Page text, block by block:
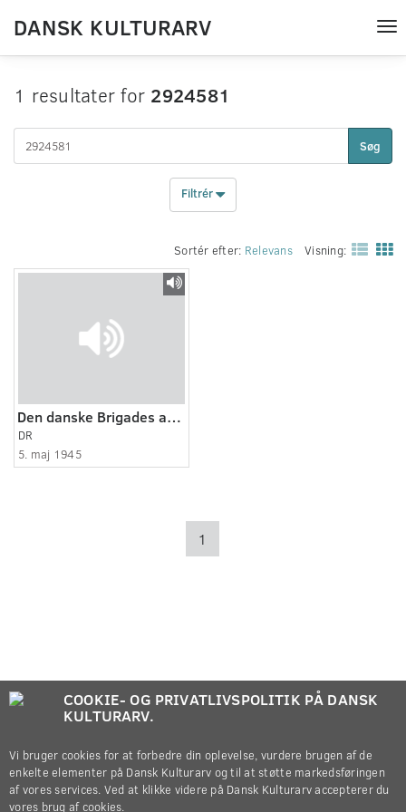
DANSK KULTURARV
1 resultater for 2924581
Søg
Filtrér
Sortér efter: Relevans Visning:
Den danske Brigades afrejse fra Helsingborg
DR
5. maj 1945
1
COOKIE- OG PRIVATLIVSPOLITIK PÅ DANSK
KULTURARV.
Vi bruger cookies for at forbedre din oplevelse, vurdere brugen af de
enkelte elementer på Dansk Kulturarv og til at støtte markedsføringen
af vores services. Ved at klikke videre på Dansk Kulturarv accepterer du
vores brug af cookies.